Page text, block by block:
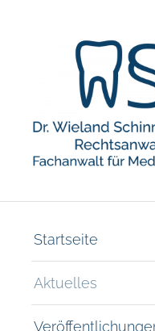
Startseite
Aktuelles